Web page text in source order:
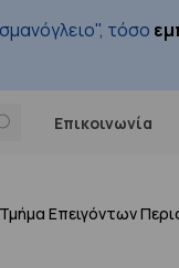
τόσο
Επικοινωνία
Τμήμα Επειγόντων